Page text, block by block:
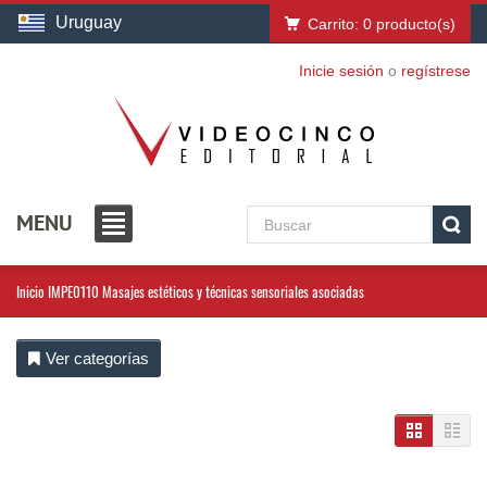
Uruguay Carrito: 0 producto(s)
Inicie sesión o regístrese
MENU
Inicio IMPE0110 Masajes estéticos y técnicas sensoriales asociadas
Ver categorías